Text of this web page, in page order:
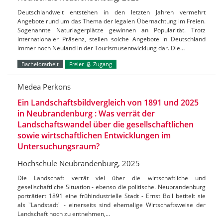
Deutschlandweit entstehen in den letzten Jahren vermehrt
Angebote rund um das Thema der legalen Übernachtung im Freien.
Sogenannte Naturlagerplätze gewinnen an Popularität. Trotz
internationaler Präsenz, stellen solche Angebote in Deutschland
immer noch Neuland in der Tourismusentwicklung dar. Die…
Bachelorarbeit Freier Zugang
Medea Perkons
Ein Landschaftsbildvergleich von 1891 und 2025
in Neubrandenburg : Was verrät der
Landschaftswandel über die gesellschaftlichen
sowie wirtschaftlichen Entwicklungen im
Untersuchungsraum?
Hochschule Neubrandenburg, 2025
Die Landschaft verrät viel über die wirtschaftliche und
gesellschaftliche Situation - ebenso die politische. Neubrandenburg
porträtiert 1891 eine frühindustrielle Stadt - Ernst Boll betitelt sie
als "Landstadt" - einerseits sind ehemalige Wirtschaftsweise der
Landschaft noch zu entnehmen,…